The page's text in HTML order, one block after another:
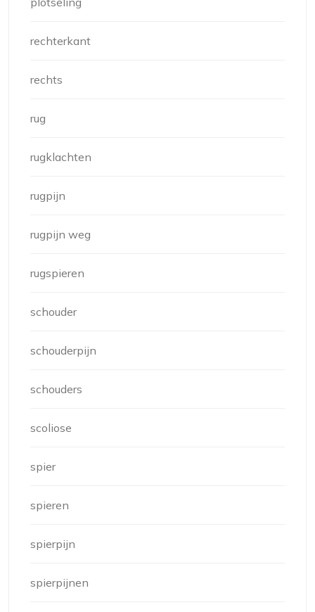
rechterkant
rechts
rug
rugklachten
rugpijn
rugpijn weg
rugspieren
schouder
schouderpijn
schouders
scoliose
spier
spieren
spierpijn
spierpijnen